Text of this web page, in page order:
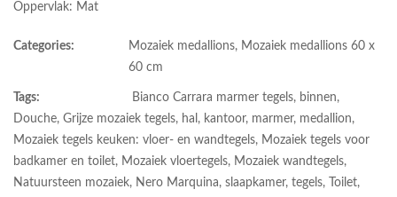
Oppervlak: Mat
Categories: Mozaiek medallions, Mozaiek medallions 60 x
60 cm
Tags: Bianco Carrara marmer tegels, binnen,
Douche, Grijze mozaiek tegels, hal , kantoor, marmer, medallion,
Mozaiek tegels keuken: vloer- en wandtegels, Mozaiek tegels voor
badkamer en toilet, Mozaiek vloertegels, Mozaiek wandtegels,
Natuursteen mozaiek, Nero Marquina, slaapkamer, tegels, Toilet,